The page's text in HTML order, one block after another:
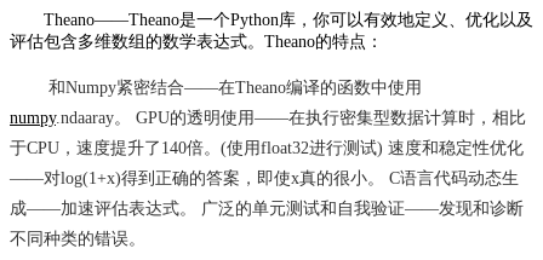
Theano——Theano是一个Python库，你可以有效地定义、优化以及
评估包含多维数组的数学表达式。Theano的特点：
和Numpy紧密结合——在Theano编译的函数中使用
numpy.ndaaray。 GPU的透明使用——在执行密集型数据计算时，相比
于CPU，速度提升了140倍。(使用float32进行测试) 速度和稳定性优化
——对log(1+x)得到正确的答案，即使x真的很小。 C语言代码动态生
成——加速评估表达式。 广泛的单元测试和自我验证——发现和诊断
不同种类的错误。